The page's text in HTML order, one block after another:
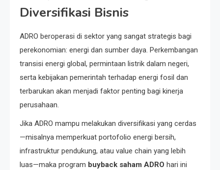
Diversifikasi Bisnis
ADRO beroperasi di sektor yang sangat strategis bagi
perekonomian: energi dan sumber daya. Perkembangan
transisi energi global, permintaan listrik dalam negeri,
serta kebijakan pemerintah terhadap energi fosil dan
terbarukan akan menjadi faktor penting bagi kinerja
perusahaan.
Jika ADRO mampu melakukan diversifikasi yang cerdas
—misalnya memperkuat portofolio energi bersih,
infrastruktur pendukung, atau value chain yang lebih
luas—maka program buyback saham ADRO hari ini